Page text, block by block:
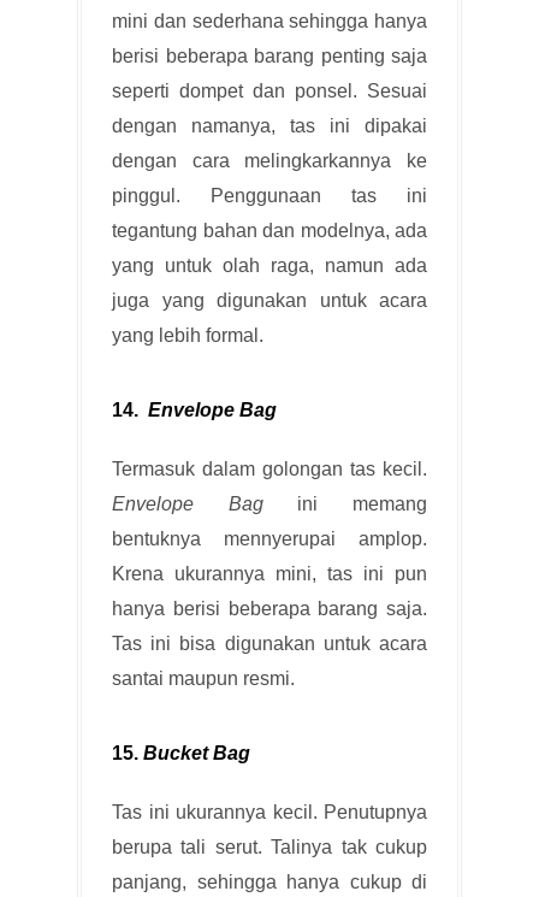
mini dan sederhana sehingga hanya
berisi beberapa barang penting saja
seperti dompet dan ponsel. Sesuai
dengan namanya, tas ini dipakai
dengan cara melingkarkannya ke
pinggul. Penggunaan tas ini
tegantung bahan dan modelnya, ada
yang untuk olah raga, namun ada
juga yang digunakan untuk acara
yang lebih formal.
14. Envelope Bag
Termasuk dalam golongan tas kecil.
Envelope Bagini memang
bentuknya mennyerupai amplop.
Krena ukurannya mini, tas ini pun
hanya berisi beberapa barang saja.
Tas ini bisa digunakan untuk acara
santai maupun resmi.
15. Bucket Bag
Tas ini ukurannya kecil. Penutupnya
berupa tali serut. Talinya tak cukup
panjang, sehingga hanya cukup di